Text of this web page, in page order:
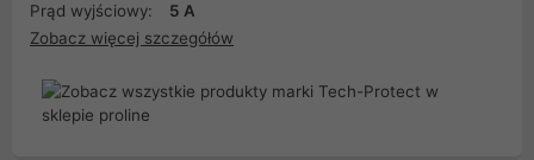
Prąd wyjściowy:
5 A
Zobacz więcej szczegółów